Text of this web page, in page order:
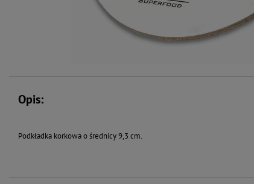
Opis:
Podkładka korkowa o średnicy 9,3 cm.